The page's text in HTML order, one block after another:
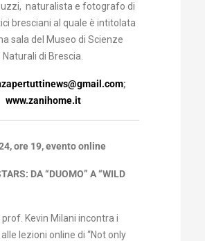
naturalista e fotografo di
bresciani al quale è intitolata
sala del Museo di Scienze
Naturali di Brescia.
;
www.zanihome.it
ore 19, evento online
DA “DUOMO” A “WILD
Kevin Milani incontra i
lezioni online di “Not only